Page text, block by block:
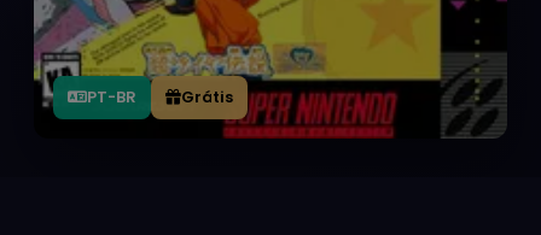
PT-BR Grátis